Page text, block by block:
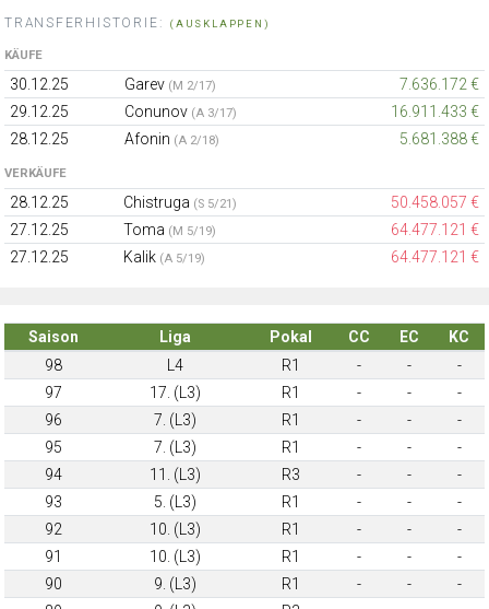
TRANSFERHISTORIE: (AUSKLAPPEN)
KÄUFE
30.12.25 Garev (M 2/17)
7.636.172 €
29.12.25
Conunov (A 3/17)
16.911.433 €
28.12.25
Afonin (A 2/18) 5.681.388 €
VERKÄUFE
28.12.25 Chistruga (S 5/21)
50.458.057 €
27.12.25
Toma (M 5/19)
64.477.121 €
27.12.25
Kalik (A 5/19) 64.477.121 €
Saison Liga Pokal CC EC
KC
98
L4 R1 - -
-
97
17. (L3) R1 - -
-
96
7. (L3) R1 - -
-
95
7. (L3) R1 - -
-
94
11. (L3) R3 - -
-
93
5. (L3) R1 - -
-
92
10. (L3) R1 - -
-
91
10. (L3) R1 - -
-
90
9. (L3) R1 - -
-